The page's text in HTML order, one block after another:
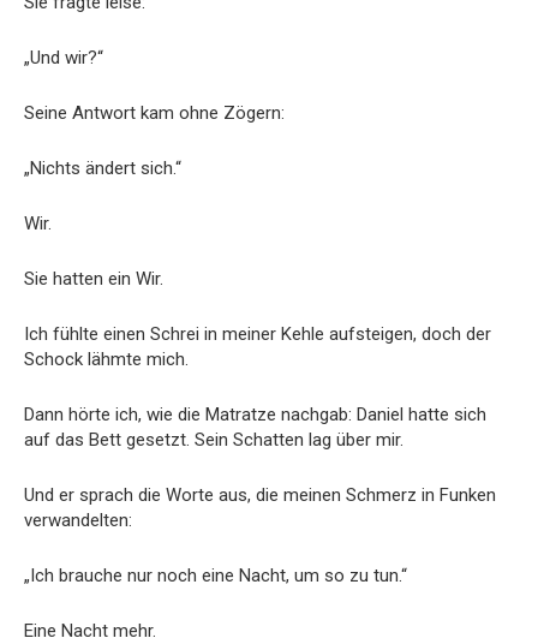
„Und wir?“
Seine Antwort kam ohne Zögern:
„Nichts ändert sich.“
Wir.
Sie hatten ein Wir.
Ich fühlte einen Schrei in meiner Kehle aufsteigen, doch der
Schock lähmte mich.
Dann hörte ich, wie die Matratze nachgab: Daniel hatte sich
auf das Bett gesetzt. Sein Schatten lag über mir.
Und er sprach die Worte aus, die meinen Schmerz in Funken
verwandelten:
„Ich brauche nur noch eine Nacht, um so zu tun.“
Eine Nacht mehr.